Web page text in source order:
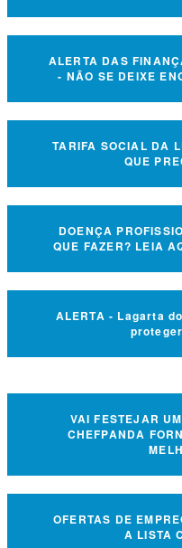
ALERTA DAS
- NÃO SE DEIXE
TARIFA SOCIAL DA
QUE
DOENÇA
QUE FAZER? LEIA
ALERTA - Lagarta
VAI FESTEJAR
CHEFPANDA
OFERTAS DE
A LISTA